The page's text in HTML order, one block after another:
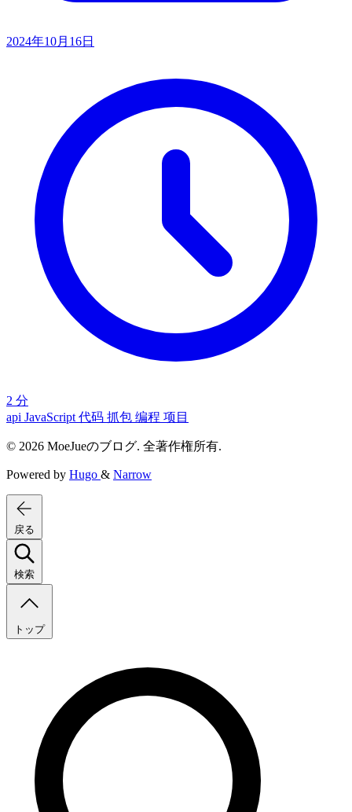
2024年10月16日
2 分
api JavaScript 代码 抓包 编程 项目
© 2026 MoeJueのブログ. 全著作権所有.
Powered by Hugo & Narrow
戻る
検索
トップ